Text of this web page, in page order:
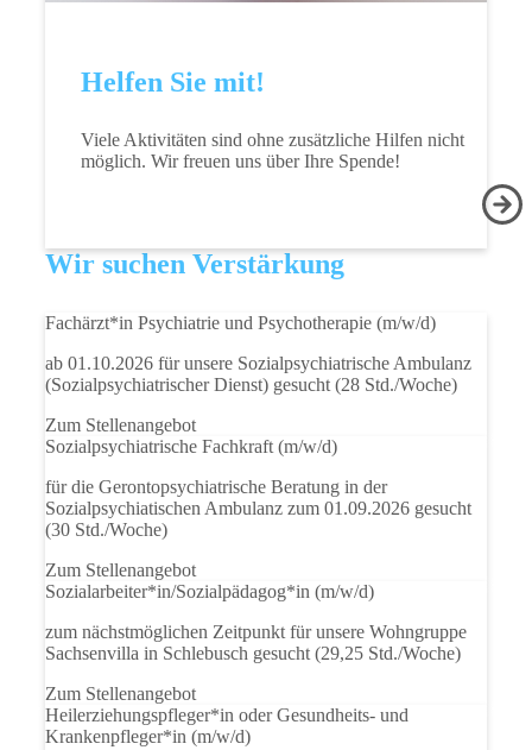
Helfen Sie mit!
Viele Aktivitäten sind ohne zusätzliche Hilfen nicht
möglich. Wir freuen uns über Ihre Spende!
Wir suchen Verstärkung
Fachärzt*in Psychiatrie und Psychotherapie (m/w/d)
ab 01.10.2026 für unsere Sozialpsychiatrische Ambulanz
(Sozialpsychiatrischer Dienst) gesucht (28 Std./Woche)
Zum Stellenangebot
Sozialpsychiatrische Fachkraft (m/w/d)
für die Gerontopsychiatrische Beratung in der
Sozialpsychiatischen Ambulanz zum 01.09.2026 gesucht
(30 Std./Woche)
Zum Stellenangebot
Sozialarbeiter*in/Sozialpädagog*in (m/w/d)
zum nächstmöglichen Zeitpunkt für unsere Wohngruppe
Sachsenvilla in Schlebusch gesucht (29,25 Std./Woche)
Zum Stellenangebot
Heilerziehungspfleger*in oder Gesundheits- und
Krankenpfleger*in (m/w/d)